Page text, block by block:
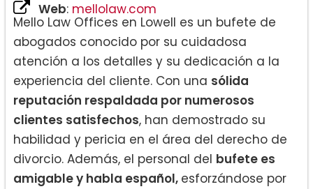
Web: mellolaw.com
Mello Law Offices en Lowell es un bufete de
abogados conocido por su cuidadosa
atención a los detalles y su dedicación a la
experiencia del cliente. Con una sólida
reputación respaldada por numerosos
clientes satisfechos, han demostrado su
habilidad y pericia en el área del derecho de
divorcio. Además, el personal del bufete es
amigable y habla español, esforzándose por